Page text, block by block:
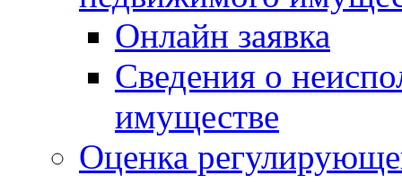
Онлайн заявка
Сведения о
имуществе
Оценка